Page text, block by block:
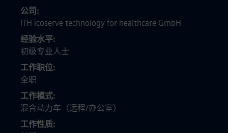
公司
ITH icoserve technology for healthcare GmbH
经验水平
初级专业人士
工作职位
全职
工作模式
混合动力车（远程/办公室）
工作性质